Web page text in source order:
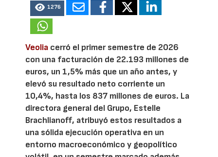
1276
Veolia cerró el primer semestre de 2026
con una facturación de 22.193 millones de
euros, un 1,5% más que un año antes, y
elevó su resultado neto corriente un
10,4%, hasta los 837 millones de euros. La
directora general del Grupo, Estelle
Brachlianoff, atribuyó estos resultados a
una sólida ejecución operativa en un
entorno macroeconómico y geopolítico